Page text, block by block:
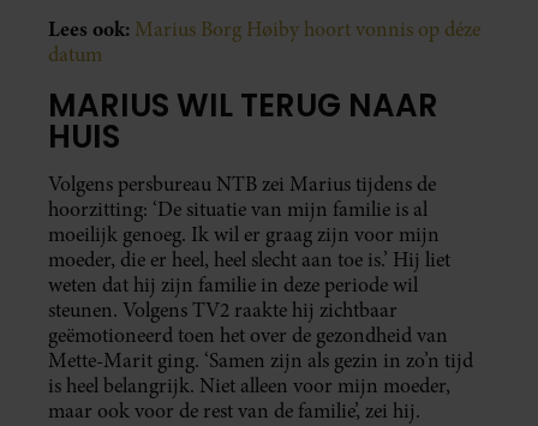
Lees ook: Marius Borg Høiby hoort vonnis op déze
datum
MARIUS WIL TERUG NAAR
HUIS
Volgens persbureau NTB zei Marius tijdens de
hoorzitting: ‘De situatie van mijn familie is al
moeilijk genoeg. Ik wil er graag zijn voor mijn
moeder, die er heel, heel slecht aan toe is.’ Hij liet
weten dat hij zijn familie in deze periode wil
steunen. Volgens TV2 raakte hij zichtbaar
geëmotioneerd toen het over de gezondheid van
Mette-Marit ging. ‘Samen zijn als gezin in zo’n tijd
is heel belangrijk. Niet alleen voor mijn moeder,
maar ook voor de rest van de familie’, zei hij.